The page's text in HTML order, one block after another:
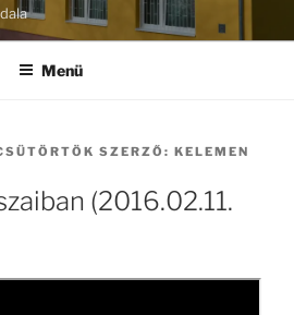
Menü
SZERZŐ: KELEMEN
(2016.02.11.